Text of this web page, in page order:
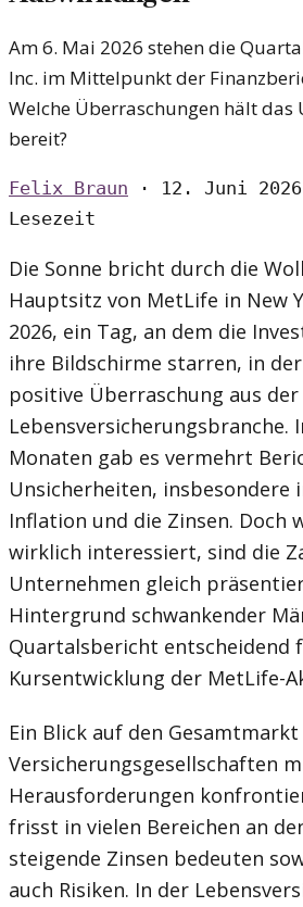
Am 6. Mai 2026 stehen die
Inc. im Mittelpunkt der
Welche Überraschungen hält das
bereit?
Felix Braun · 12. Juni 2026
Lesezeit
Die Sonne bricht durch die
Hauptsitz von MetLife in New
2026, ein Tag, an dem die
ihre Bildschirme starren, in
positive Überraschung aus der
Lebensversicherungsbranche.
Monaten gab es vermehrt
Unsicherheiten, insbesondere
Inflation und die Zinsen. Doch
wirklich interessiert, sind die
Unternehmen gleich
Hintergrund schwankender
Quartalsbericht entscheidend
Kursentwicklung der MetLife-
Ein Blick auf den
Versicherungsgesellschaften
Herausforderungen
frisst in vielen Bereichen an
steigende Zinsen bedeuten
auch Risiken. In der